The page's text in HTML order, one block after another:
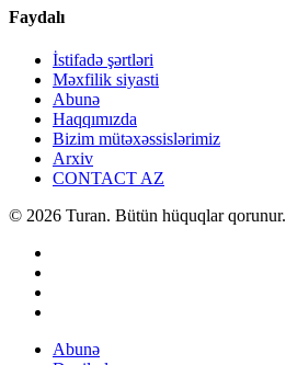
Faydalı
İstifadə şərtləri
Məxfilik siyasti
Abunə
Haqqımızda
Bizim mütəxəssislərimiz
Arxiv
CONTACT AZ
© 2026 Turan. Bütün hüquqlar qorunur.
Abunə